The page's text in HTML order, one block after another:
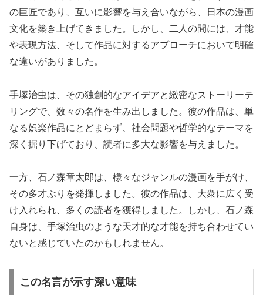
の巨匠であり、互いに影響を与え合いながら、日本の漫画
文化を築き上げてきました。しかし、二人の間には、才能
や表現方法、そして作品に対するアプローチにおいて明確
な違いがありました。
手塚治虫は、その独創的なアイデアと緻密なストーリーテ
リングで、数々の名作を生み出しました。彼の作品は、単
なる娯楽作品にとどまらず、社会問題や哲学的なテーマを
深く掘り下げており、読者に多大な影響を与えました。
一方、石ノ森章太郎は、様々なジャンルの漫画を手がけ、
その多才ぶりを発揮しました。彼の作品は、大衆に広く受
け入れられ、多くの読者を獲得しました。しかし、石ノ森
自身は、手塚治虫のような天才的な才能を持ち合わせてい
ないと感じていたのかもしれません。
この名言が示す深い意味